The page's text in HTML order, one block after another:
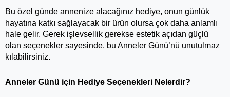
Bu özel günde annenize alacağınız hediye, onun günlük
hayatına katkı sağlayacak bir ürün olursa çok daha anlamlı
hale gelir. Gerek işlevsellik gerekse estetik açıdan güçlü
olan seçenekler sayesinde, bu Anneler Günü’nü unutulmaz
kılabilirsiniz.
Anneler Günü için Hediye Seçenekleri Nelerdir?